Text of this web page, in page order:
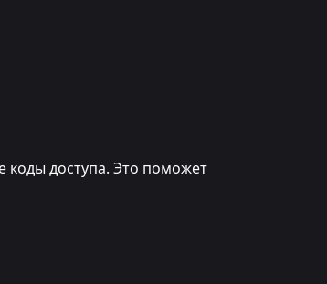
коды доступа. Это поможет